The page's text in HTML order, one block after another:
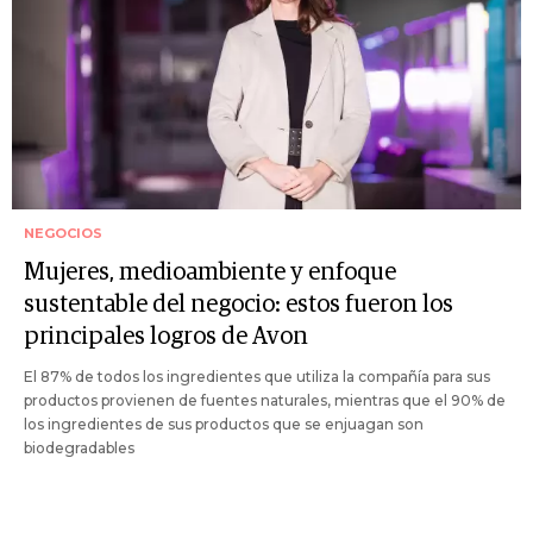
NEGOCIOS
Mujeres, medioambiente y enfoque
sustentable del negocio: estos fueron los
principales logros de Avon
El 87% de todos los ingredientes que utiliza la compañía para sus
productos provienen de fuentes naturales, mientras que el 90% de
los ingredientes de sus productos que se enjuagan son
biodegradables